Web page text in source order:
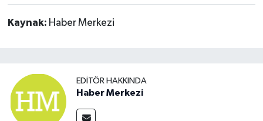
Kaynak: Haber Merkezi
EDITÖR HAKKINDA
Haber Merkezi